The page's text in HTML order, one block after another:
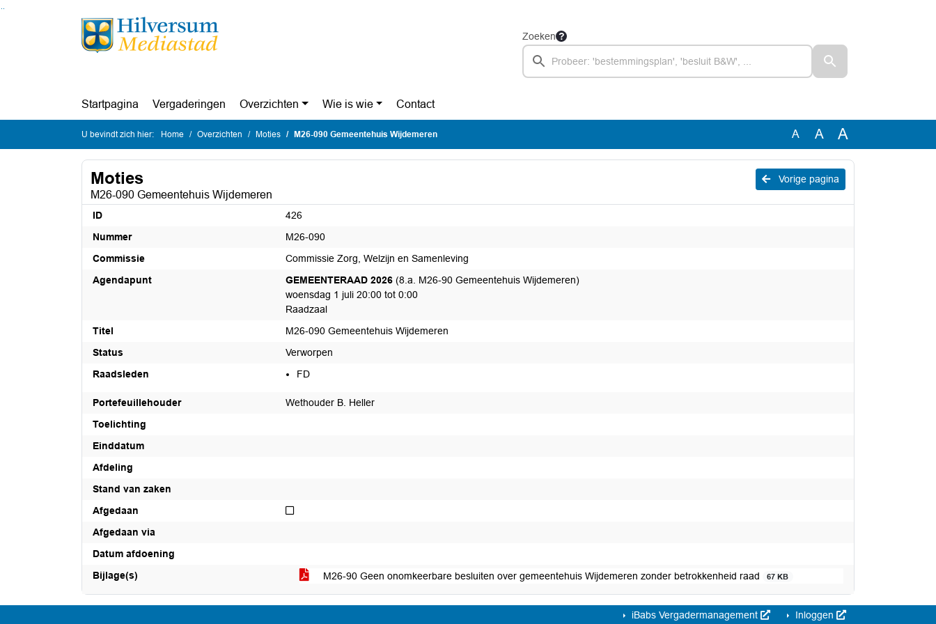
Ga naar de inhoud van deze pagina
Ga naar het zoeken
Ga naar het menu
Zoeken
Startpagina Vergaderingen Overzichten Wie is wie Contact
U bevindt zich hier: Home Overzichten Moties M26-090 Gemeentehuis Wijdemeren A A A
Vorige pagina
Moties
M26-090 Gemeentehuis Wijdemeren
ID
426
Nummer
M26-090
Commissie
Commissie Zorg, Welzijn en Samenleving
Agendapunt
GEMEENTERAAD 2026 (8.a. M26-90 Gemeentehuis Wijdemeren)
woensdag 1 juli 20:00 tot 0:00
Raadzaal
Titel
M26-090 Gemeentehuis Wijdemeren
Status
Verworpen
Raadsleden
FD
Portefeuillehouder
Wethouder B. Heller
Toelichting
Einddatum
Afdeling
Stand van zaken
Afgedaan
Niet afgedaan
Afgedaan via
Datum afdoening
Bijlage(s)
M26-90 Geen onomkeerbare besluiten over gemeentehuis Wijdemeren zonder betrokkenheid raad 67 KB
iBabs Vergadermanagement Inloggen